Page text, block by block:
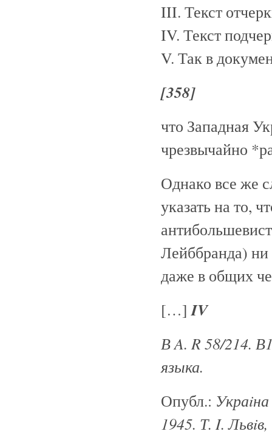
III. Текст
IV. Текст
V. Так в
[358]
что Западная
чрезвычайно
Однако все же
указать на то,
Лейббранда)
даже в общих
[…]IV
В A. R 58/214.
языка.
Опубл.: Укра
1945. Т. I.